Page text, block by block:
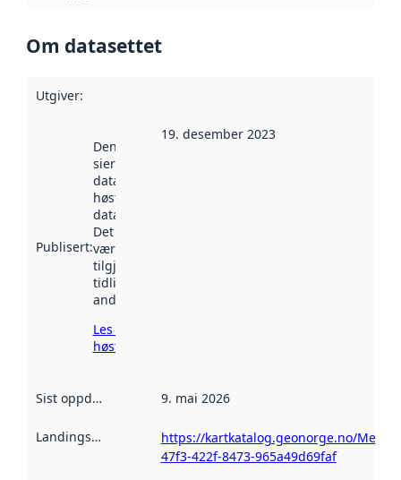
Om datasettet
Utgiver:
Publisert:
Denne datoen
sier når
datasettet ble
høstet av
data.norge.no.
Det kan ha
vært
tilgjengelig
tidligere
andre steder.
Les mer om
høsting her
19. desember 2023
Sist oppdatert 9. mai 2026
Landingsside
https://kartkatalog.geonorge.no/
47f3-422f-8473-965a49d69faf